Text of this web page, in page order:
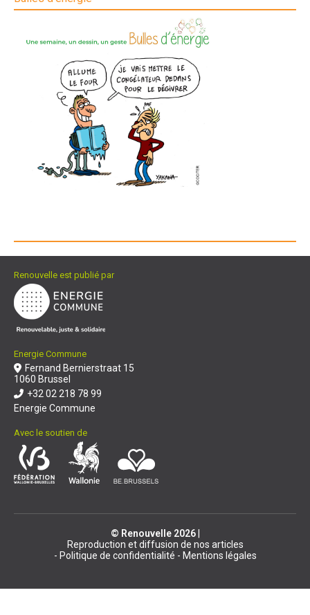
Renouvelle est publié par
Energie Commune
Fernand Bernierstraat 15
1060 Brussel
+32 02 218 78 99
Energie Commune
Avec le soutien de
© Renouvelle 2026|
Reproduction et diffusion de nos articles
Politique de confidentialité
Mentions légales